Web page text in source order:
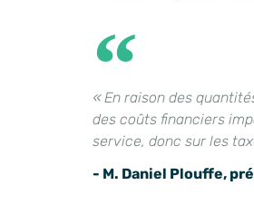
« En raison des
des coûts financiers
service, donc sur les
- M. Daniel Plouffe,